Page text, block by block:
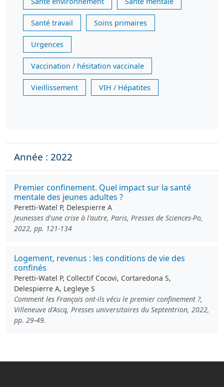
Santé travail Soins primaires
Urgences
Vaccination / hésitation vaccinale
Vieillissement VIH / Hépatites
Année : 2022
Premier confinement. Quel impact sur la santé
mentale des jeunes adultes ?
Peretti-Watel P, Delespierre A
Jeunesses d'une crise à l'autre, Paris, Presses de Sciences-Po,
2022, pp. 121-134
Logement, revenus : les conditions de vie des
confinés
Peretti-Watel P, Collectif Cocovi, Cortaredona S,
Delespierre A, Legleye S
Comment les Français ont-ils vécu le premier confinement ?,
Villeneuve d'Ascq, Presses universitaires du Septentrion, 2022,
pp. 29-49.